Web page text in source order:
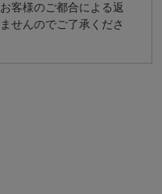
客様のご都合による返
せんのでご了承くださ